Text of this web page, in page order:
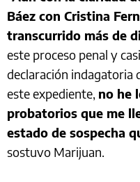
Báez con Cristina
transcurrido más de
este proceso penal y
declaración indagatoria
este expediente, no he
probatorios que me
estado de sospecha
sostuvo Marijuan.